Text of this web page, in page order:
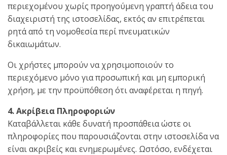
περιεχομένου χωρίς προηγούμενη γραπτή άδεια του
διαχειριστή της ιστοσελίδας, εκτός αν επιτρέπεται
ρητά από τη νομοθεσία περί πνευματικών
δικαιωμάτων.
Οι χρήστες μπορούν να χρησιμοποιούν το
περιεχόμενο μόνο για προσωπική και μη εμπορική
χρήση, με την προϋπόθεση ότι αναφέρεται η πηγή.
4. Ακρίβεια Πληροφοριών
Καταβάλλεται κάθε δυνατή προσπάθεια ώστε οι
πληροφορίες που παρουσιάζονται στην ιστοσελίδα να
είναι ακριβείς και ενημερωμένες. Ωστόσο, ενδέχεται